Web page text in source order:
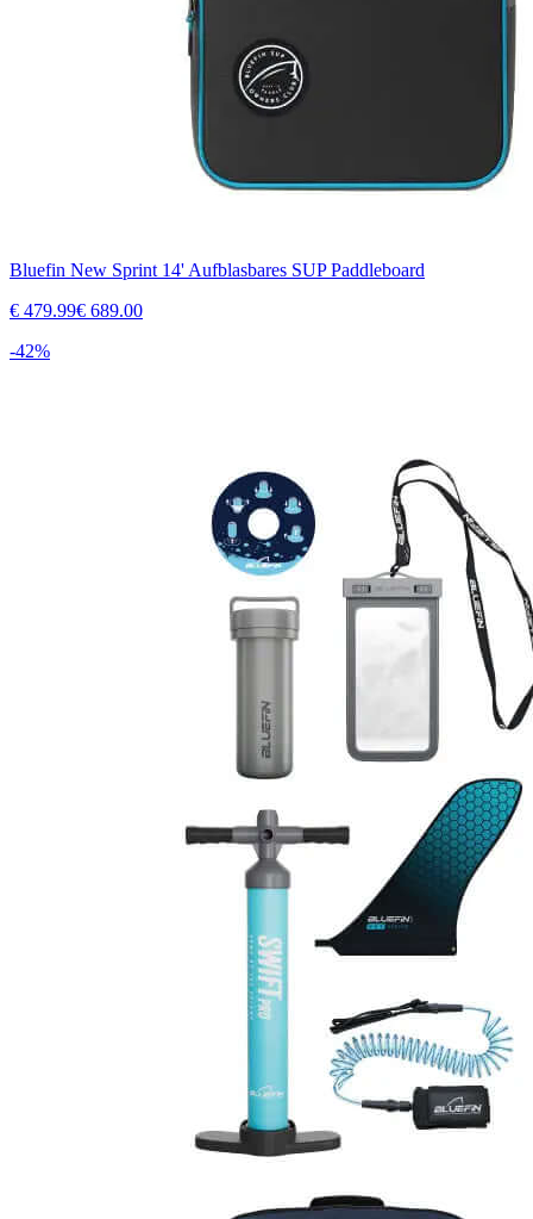
Bluefin New Sprint 14' Aufblasbares SUP Paddleboard
€ 479.99€ 689.00
-42%